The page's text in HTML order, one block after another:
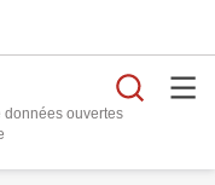
données ouvertes